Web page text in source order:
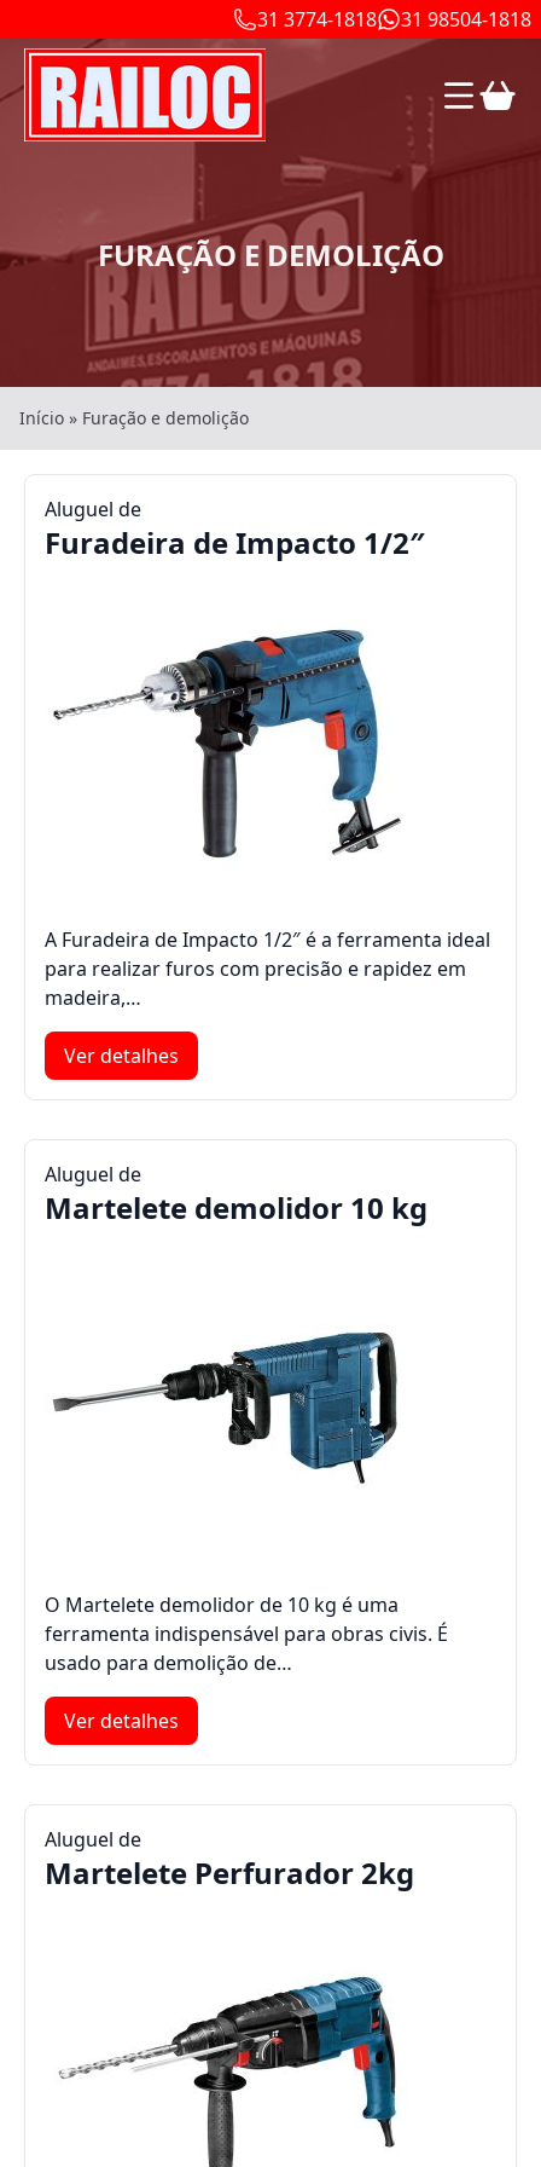
31 3774-1818 31 98504-1818
FURAÇÃO E DEMOLIÇÃO
Início » Furação e demolição
Aluguel de
Furadeira de Impacto 1/2″
A Furadeira de Impacto 1/2″ é a ferramenta ideal
para realizar furos com precisão e rapidez em
madeira,…
Ver detalhes
Aluguel de
Martelete demolidor 10 kg
O Martelete demolidor de 10 kg é uma
ferramenta indispensável para obras civis. É
usado para demolição de…
Ver detalhes
Aluguel de
Martelete Perfurador 2kg